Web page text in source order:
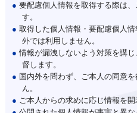
● 要配慮個人情報を取得する際は
す。
● 取得した個人情報・要配慮個人
外では利用しません。
● 情報が漏洩しないよう対策を講
督します。
● 国内外を問わず、ご本人の同意
ん。
● ご本人からの求めに応じ情報を開